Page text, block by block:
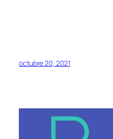
octubre 20, 2021